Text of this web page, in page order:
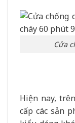
Cửa
Hiện nay,
cấp các sản